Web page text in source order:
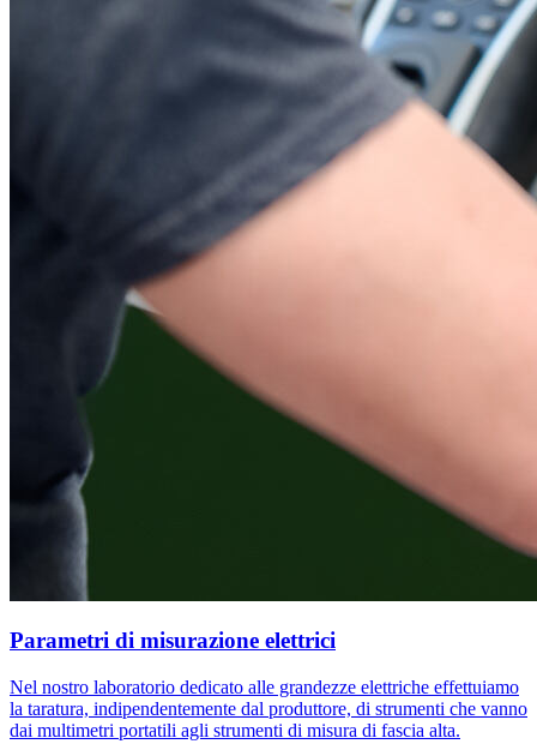
Parametri di misurazione elettrici
Nel nostro laboratorio dedicato alle grandezze elettriche effettuiamo
la taratura, indipendentemente dal produttore, di strumenti che vanno
dai multimetri portatili agli strumenti di misura di fascia alta.